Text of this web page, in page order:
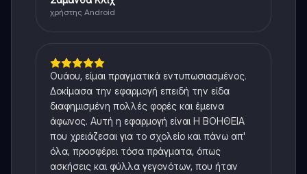
χρήστης Android
Ουάου, είμαι πραγματικά εντυπωσιασμένος.
Δοκίμασα την εφαρμογή επειδή την είδα
διαφημισμένη πολλές φορές και έμεινα
άφωνος. Αυτή η εφαρμογή είναι Η ΒΟΗΘΕΙΑ
που χρειάζεσαι για το σχολείο και πάνω απ'
όλα, προσφέρει τόσα πράγματα, όπως
ασκήσεις και φύλλα γεγονότων, που ήταν